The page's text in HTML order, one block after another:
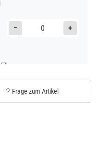
− +
Frage zum Artikel